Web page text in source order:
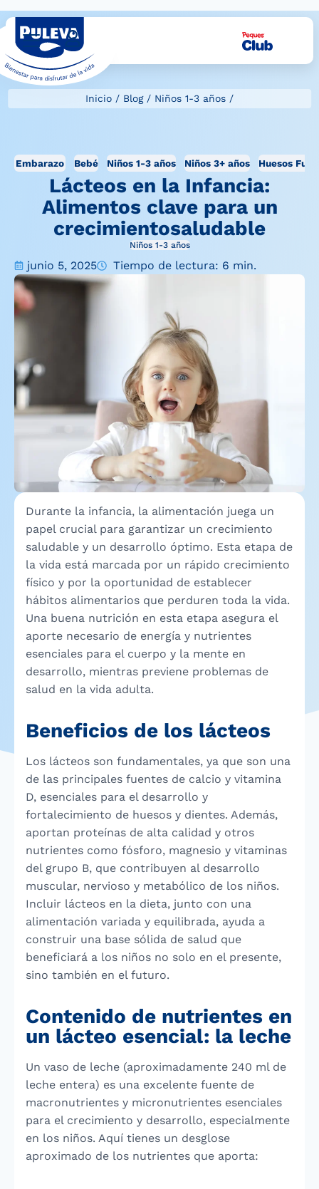
Inicio / Blog/ Niños 1-3 años /
Embarazo Bebé Niños 1-3 años Niños 3+ años Huesos
Lácteos en la Infancia:
Alimentos clave para un
crecimientosaludable
Niños 1-3 años
junio 5, 2025 Tiempo de lectura: 6 min.
Durante la infancia, la alimentación juega un
papel crucial para garantizar un crecimiento
saludable y un desarrollo óptimo. Esta etapa de
la vida está marcada por un rápido crecimiento
físico y por la oportunidad de establecer
hábitos alimentarios que perduren toda la vida.
Una buena nutrición en esta etapa asegura el
aporte necesario de energía y nutrientes
esenciales para el cuerpo y la mente en
desarrollo, mientras previene problemas de
salud en la vida adulta.
Beneficios de los lácteos
Los lácteos son fundamentales, ya que son una
de las principales fuentes de calcio y vitamina
D, esenciales para el desarrollo y
fortalecimiento de huesos y dientes. Además,
aportan proteínas de alta calidad y otros
nutrientes como fósforo, magnesio y vitaminas
del grupo B, que contribuyen al desarrollo
muscular, nervioso y metabólico de los niños.
Incluir lácteos en la dieta, junto con una
alimentación variada y equilibrada, ayuda a
construir una base sólida de salud que
beneficiará a los niños no solo en el presente,
sino también en el futuro.
Contenido de nutrientes en
un lácteo esencial: la leche
Un vaso de leche (aproximadamente 240 ml de
leche entera) es una excelente fuente de
macronutrientes y micronutrientes esenciales
para el crecimiento y desarrollo, especialmente
en los niños. Aquí tienes un desglose
aproximado de los nutrientes que aporta: